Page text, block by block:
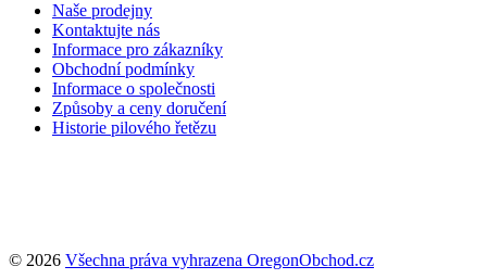
Naše prodejny
Kontaktujte nás
Informace pro zákazníky
Obchodní podmínky
Informace o společnosti
Způsoby a ceny doručení
Historie pilového řetězu
© 2026 Všechna práva vyhrazena OregonObchod.cz